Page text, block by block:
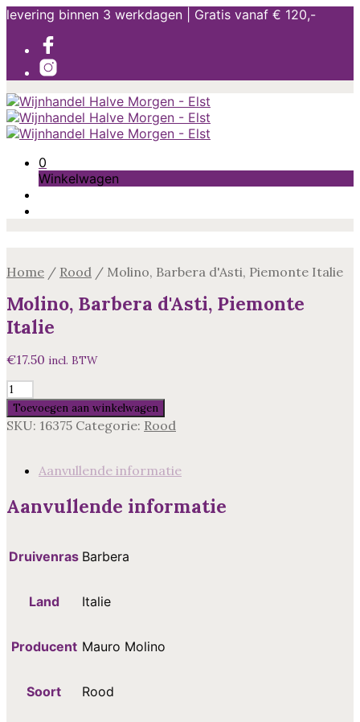
levering binnen 3 werkdagen | Gratis vanaf € 120,-
0
Winkelwagen
Home / Rood / Molino, Barbera d'Asti, Piemonte Italie
Molino, Barbera d'Asti, Piemonte
Italie
€17.50 incl. BTW
Molino,
Barbera
d'Asti,
aantal
Toevoegen aan winkelwagen
SKU: 16375 Categorie: Rood
Aanvullende informatie
Aanvullende informatie
Druivenras Barbera
Land Italie
Producent Mauro Molino
Soort Rood